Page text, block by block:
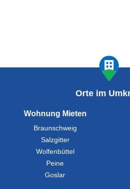
Orte im
Wohnung Mieten
Braunschweig
Salzgitter
Wolfenbüttel
Peine
Goslar